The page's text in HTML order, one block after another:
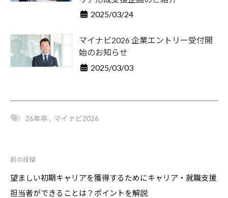
2025/03/24
マイナビ2026 企業エントリー受付開
始のお知らせ
2025/03/03
26年卒 , マイナビ2026
投
稿
ナ
前の投稿
望ましい初期キャリアを獲得するためにキャリア・就職支援
担当者ができることは？ポイントを解説